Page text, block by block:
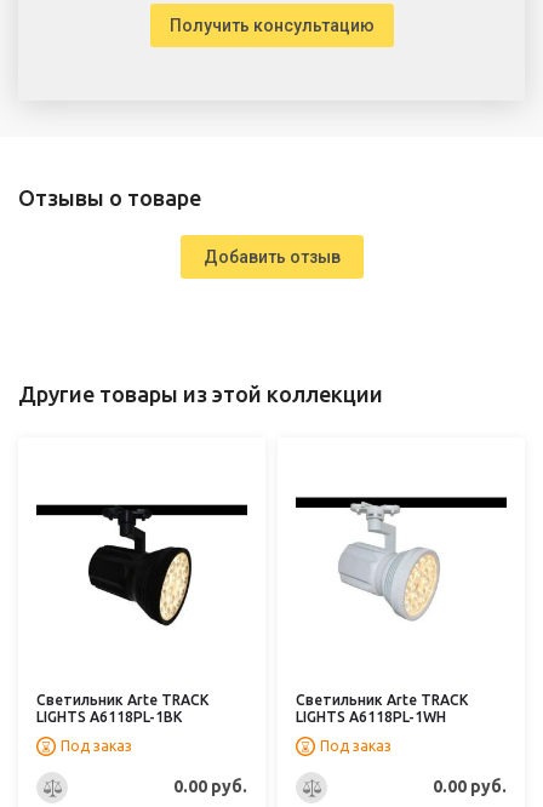
Получить консультацию
Отзывы о товаре
Добавить отзыв
Другие товары из этой коллекции
Светильник Arte TRACK
LIGHTS A6118PL-1BK
Под заказ
0.00 руб.
Светильник Arte TRACK
LIGHTS A6118PL-1WH
Под заказ
0.00 руб.